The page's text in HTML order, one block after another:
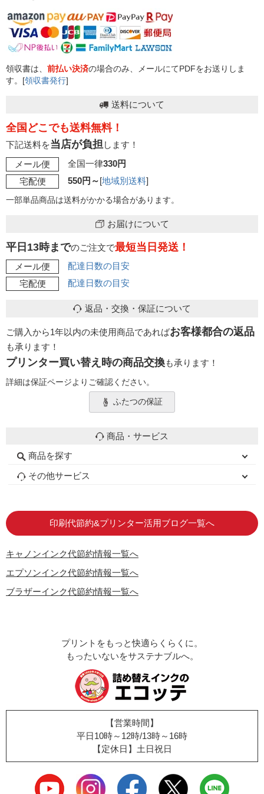
領収書は、 前払い決済の場合のみ、メールにてPDFをお送りしま
す。[領収書発行]
送料について
全国どこでも送料無料！
下記送料を当店が負担します！
メール便
全国一律330円
宅配便
550円～[地域別送料]
一部単品商品は送料がかかる場合があります。
お届けについて
平日13時までのご注文で最短当日発送！
メール便
配達日数の目安
宅配便
配達日数の目安
返品・交換・保証について
ご購入から1年以内の未使用商品であればお客様都合の返品
も承ります！
プリンター買い替え時の商品交換も承ります！
詳細は保証ページよりご確認ください。
ふたつの保証
商品・サービス
商品を探す
初心者用セット
キャノンインク
エプソンインク
ブラザーインク
詰め替えインク
互換インクボトル
互換インクカートリッジ
再生インクカートリッジ
トナーカートリッジ
その他サービス
印刷代節約&プリンター活用ブログ一覧へ
キャノンインク代節約情報一覧へ
エプソンインク代節約情報一覧へ
ブラザーインク代節約情報一覧へ
プリントをもっと快適らくらくに。
もったいないをサステナブルへ。
【営業時間】
平日10時～12時/13時～16時
【定休日】土日祝日